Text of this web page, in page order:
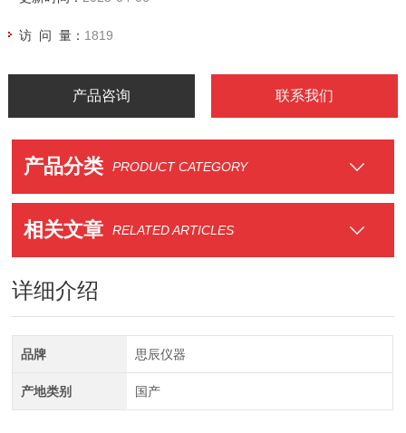
访 问 量： 1819
产品咨询 联系我们
产品分类 PRODUCT CATEGORY
相关文章 RELATED ARTICLES
详细介绍
品牌 思辰仪器
产地类别 国产